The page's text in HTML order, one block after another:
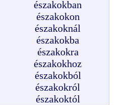
északokban
északokon
északoknál
északokba
északokra
északokhoz
északokból
északokról
északoktól